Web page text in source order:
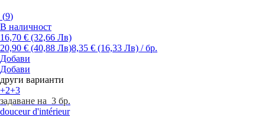
(9)
В наличност
16,70 € (32,66 Лв)
20,90 € (40,88 Лв)8,35 € (16,33 Лв) / бр.
Добави
Добави
други варианти
+2+3
задаване на 3 бр.
douceur d'intérieur